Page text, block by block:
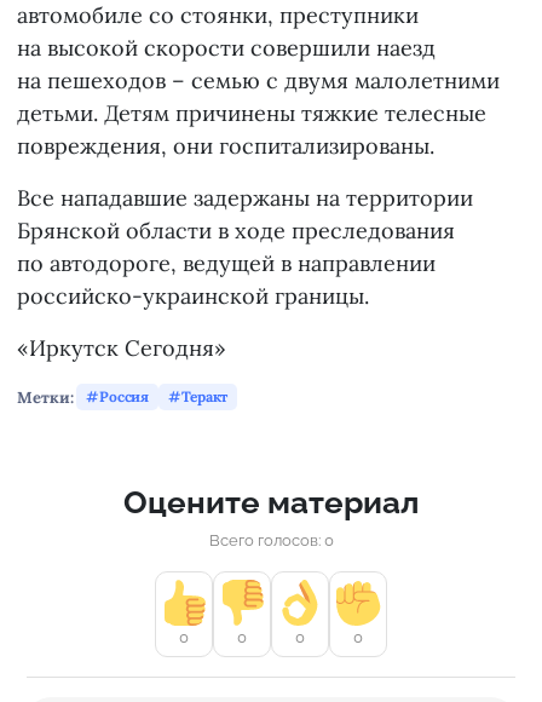
автомобиле со стоянки, преступники
на высокой скорости совершили наезд
на пешеходов – семью с двумя малолетними
детьми. Детям причинены тяжкие телесные
повреждения, они госпитализированы.
Все нападавшие задержаны на территории
Брянской области в ходе преследования
по автодороге, ведущей в направлении
российско-украинской границы.
«Иркутск Сегодня»
Метки: Россия Теракт
Оцените материал
Всего голосов: 0
0 0 0 0